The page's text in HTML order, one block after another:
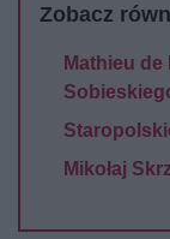
Zobacz
Mathieu de
Mikołaj